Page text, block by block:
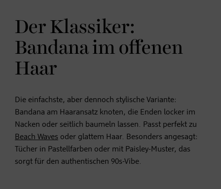
Der Klassiker:
Bandana im offenen
Haar
Die einfachste, aber dennoch stylische Variante:
Bandana am Haaransatz knoten, die Enden locker im
Nacken oder seitlich baumeln lassen. Passt perfekt zu
Beach Waves oder glattem Haar. Besonders angesagt:
Tücher in Pastellfarben oder mit Paisley-Muster, das
sorgt für den authentischen 90s-Vibe.